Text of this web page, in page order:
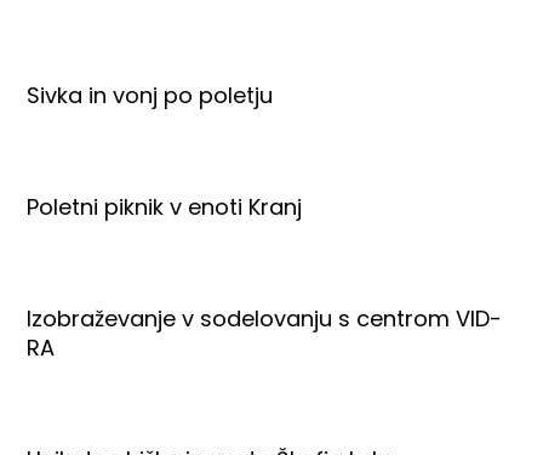
Sivka in vonj po poletju
Poletni piknik v enoti Kranj
Izobraževanje v sodelovanju s centrom VID-
RA